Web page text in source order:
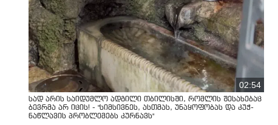
02:54
სად არის საიდუმლო ადგილი თბილისში, რომლის შესახებაც
ბევრმა არ იცის! - "სიმსივნეს, ასთმას, უნაყოფობას და კუჭ-
ნაწლავის პრობლემებს კურნავს"